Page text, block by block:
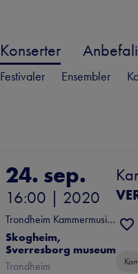
Konserter
Festivaler Ensembler
24. sep.
16:00 | 2020
Trondheim Kammermusikkfestival
Skogheim,
Sverresborg museum
Trondheim